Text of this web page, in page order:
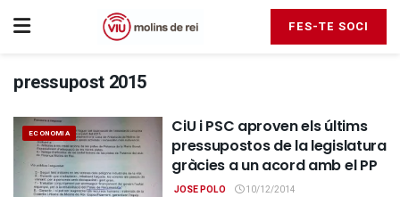
FES-TE SOCI
pressupost 2015
ECONOMIA
CiU i PSC aproven els últims
pressupostos de la legislatura
gràcies a un acord amb el PP
JOSE POLO 10/12/2014